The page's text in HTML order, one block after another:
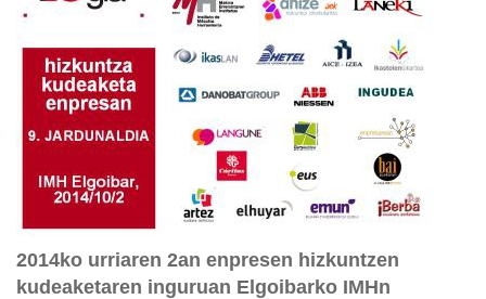
2014ko urriaren 2an enpresen hizkuntzen
kudeaketaren inguruan Elgoibarko IMHn